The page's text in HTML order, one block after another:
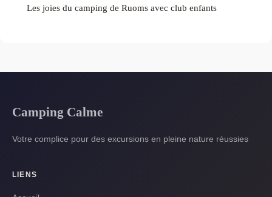
Les joies du camping de Ruoms avec club enfants
Camping Calme
Votre complice pour des excursions en pleine nature réussies
LIENS